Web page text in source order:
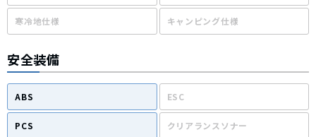
寒冷地仕様 キャンピング仕様
安全装備
ABS ESC
PCS クリアランスソナー